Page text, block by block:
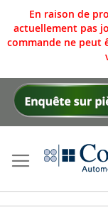
En raison de
actuellement pas
commande ne peut
Allez